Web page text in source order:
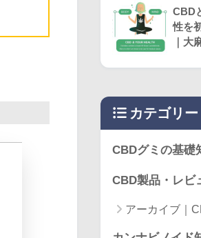
CBD
性を
｜大
カテゴリー
CBDグミの基礎
CBD製品・レビ
アーカイブ｜